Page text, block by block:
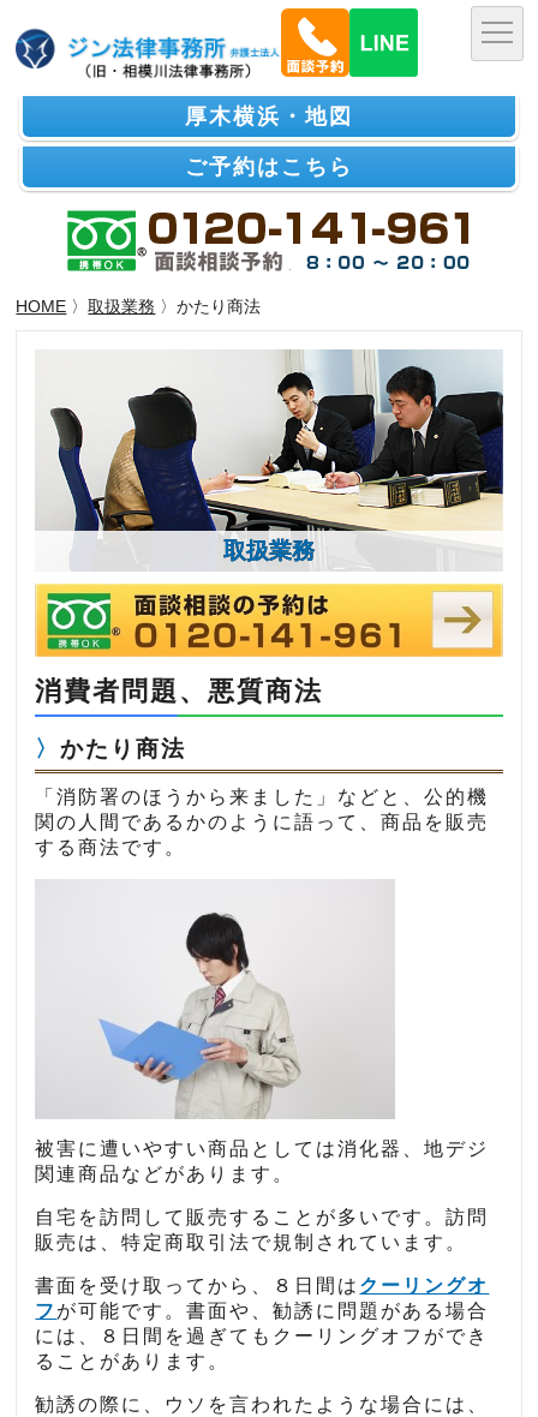
厚木横浜・地図
ご予約はこちら
HOME 〉取扱業務 〉かたり商法
取扱業務
消費者問題、悪質商法
かたり商法
「消防署のほうから来ました」などと、公的機
関の人間であるかのように語って、商品を販売
する商法です。
被害に遭いやすい商品としては消化器、地デジ
関連商品などがあります。
自宅を訪問して販売することが多いです。訪問
販売は、特定商取引法で規制されています。
書面を受け取ってから、８日間は クーリングオ
フ が可能です。書面や、勧誘に問題がある場合
には、８日間を過ぎてもクーリングオフができ
ることがあります。
勧誘の際に、ウソを言われたような場合には、